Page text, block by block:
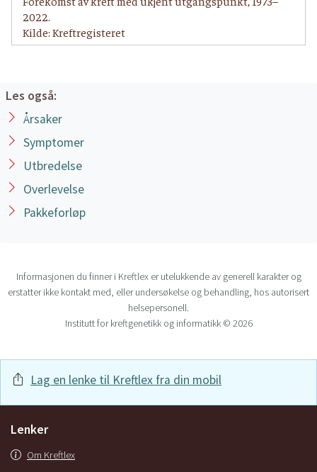
2022.
Kilde: Kreftregisteret
Les også:
Årsaker
Symptomer
Utbredelse
Overlevelse
Pakkeforløp
Informasjonen du finner i Kreftlex er utelukkende av generell karakter og
erstatter ikke kontakt med, eller undersøkelse og behandling, hos autorisert
helsepersonell.
Institutt for kreftgenetikk og informatikk © 2026
Lag en lenke til Kreftlex fra din mobil
Lenker
Om Kreftlex